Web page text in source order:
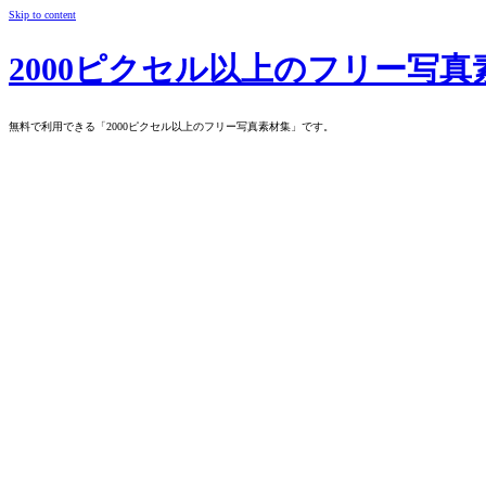
Skip to content
2000ピクセル以上のフリー写真
無料で利用できる「2000ピクセル以上のフリー写真素材集」です。